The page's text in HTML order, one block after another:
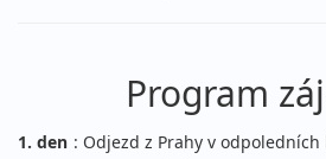
Program
1. den : Odjezd z Prahy v